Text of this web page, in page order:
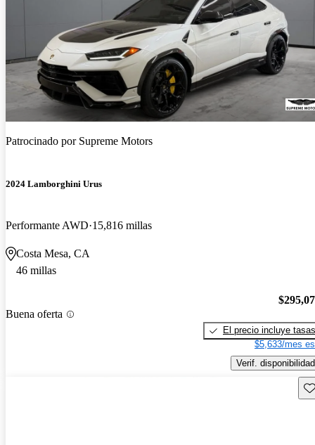
Patrocinado por Supreme Motors
2024 Lamborghini Urus
Performante AWD 15,816 millas
Costa Mesa, CA
46 millas
Buena oferta
El precio incluye tasas
$5,633/mes
Verif. disponibilidad